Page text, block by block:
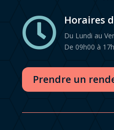
 Horaires
Du Lundi au
De 09h00 à
Prendre un